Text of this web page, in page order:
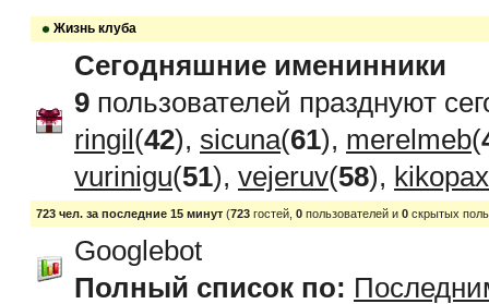
Жизнь клуба
Сегодняшние именинники
9 пользователей празднуют
ringil (42), sicuna(61), merelmeb(
vurinigu(51), vejeruv(58), kikopax
723 чел. за последние 15 минут (723 гостей, 0 пользователей и 0 скрытых
Googlebot
Полный список по: